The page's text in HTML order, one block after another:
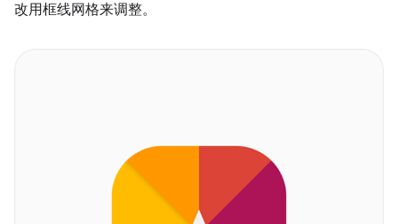
改用框线网格来调整。